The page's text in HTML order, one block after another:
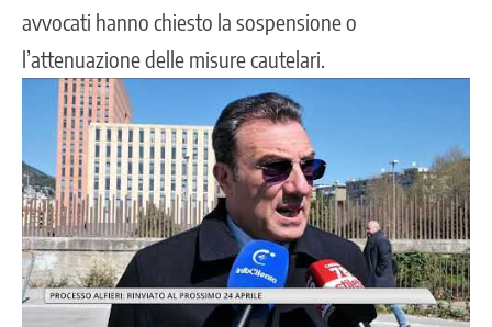
avvocati hanno chiesto la sospensione o
l’attenuazione delle misure cautelari.